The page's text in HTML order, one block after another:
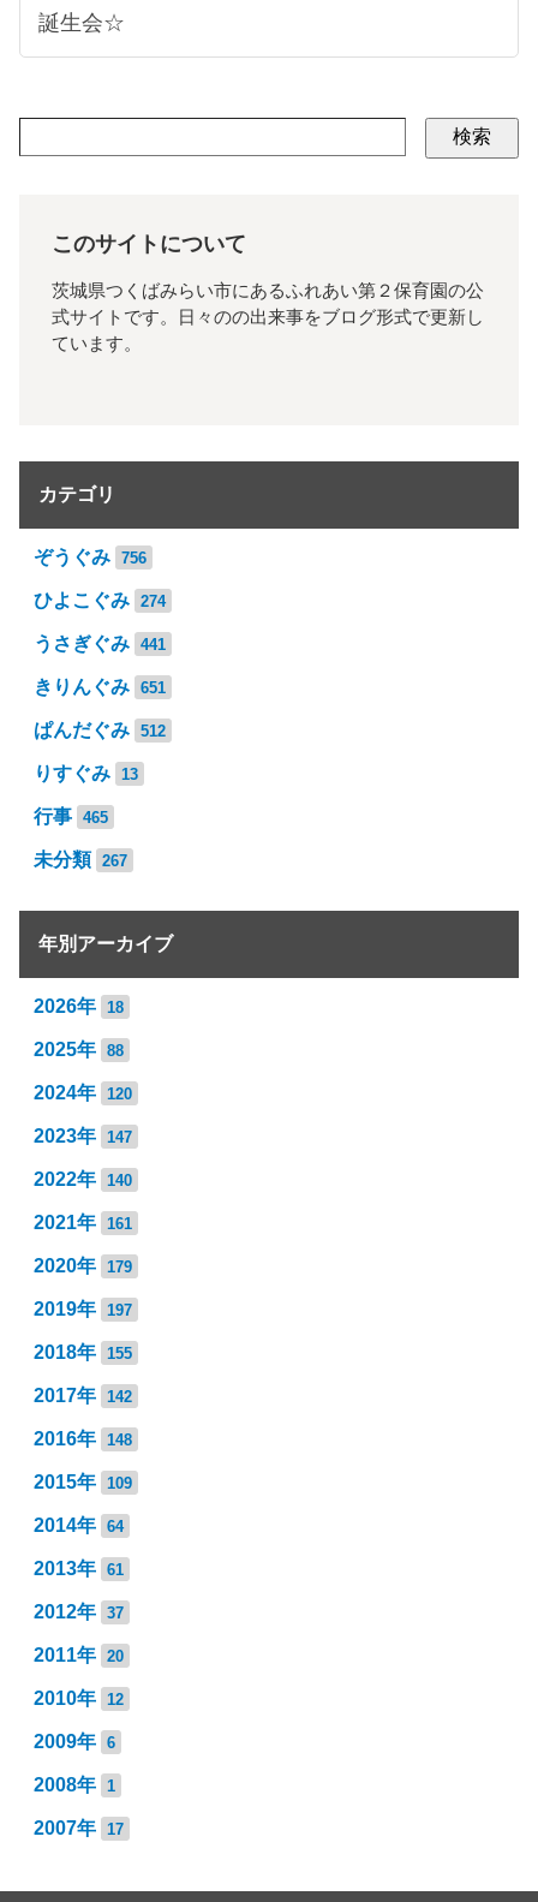
誕生会☆
検索
このサイトについて
茨城県つくばみらい市にあるふれあい第２保育園の公
式サイトです。日々のの出来事をブログ形式で更新し
ています。
カテゴリ
ぞうぐみ 756
ひよこぐみ 274
うさぎぐみ 441
きりんぐみ 651
ぱんだぐみ 512
りすぐみ 13
行事 465
未分類 267
年別アーカイブ
2026年 18
2025年 88
2024年 120
2023年 147
2022年 140
2021年 161
2020年 179
2019年 197
2018年 155
2017年 142
2016年 148
2015年 109
2014年 64
2013年 61
2012年 37
2011年 20
2010年 12
2009年 6
2008年 1
2007年 17